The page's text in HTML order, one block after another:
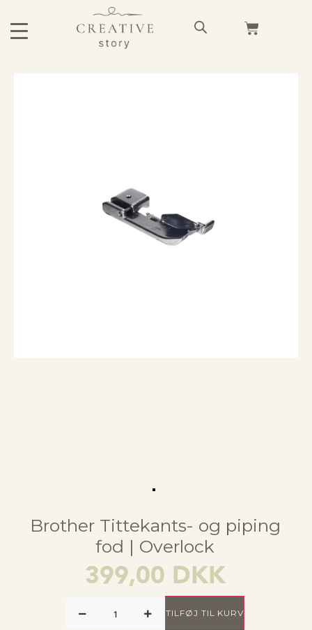
Brother Tittekants- og piping
fod | Overlock
399,00 DKK
TILFØJ TIL KURV